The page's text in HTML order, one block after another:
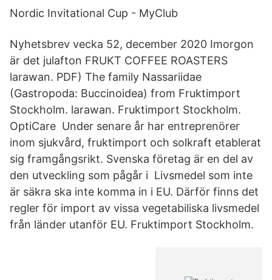
Nordic Invitational Cup - MyClub
Nyhetsbrev vecka 52, december 2020 Imorgon
är det julafton FRUKT COFFEE ROASTERS
larawan. PDF) The family Nassariidae
(Gastropoda: Buccinoidea) from Fruktimport
Stockholm. larawan. Fruktimport Stockholm.
OptiCare Under senare år har entreprenörer
inom sjukvård, fruktimport och solkraft etablerat
sig framgångsrikt. Svenska företag är en del av
den utveckling som pågår i Livsmedel som inte
är säkra ska inte komma in i EU. Därför finns det
regler för import av vissa vegetabiliska livsmedel
från länder utanför EU. Fruktimport Stockholm.